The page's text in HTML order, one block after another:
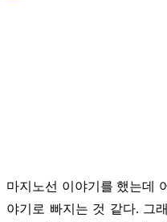
마지노선 이야기를 했는데
야기로 빠지는 것 같다. 그